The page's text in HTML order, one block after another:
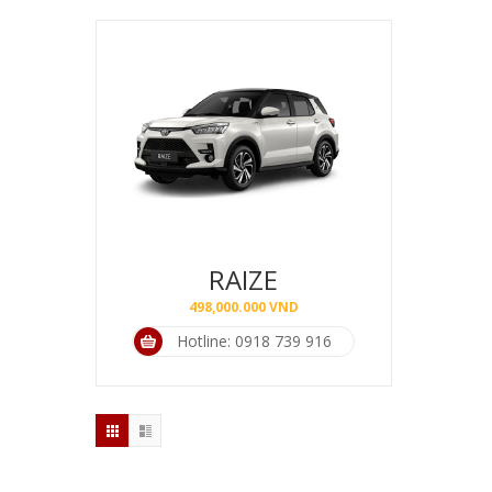
RAIZE
498,000.000VND
Hotline: 0918 739 916